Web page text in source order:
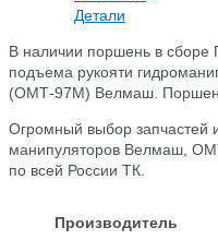
ГЦИ.01.00.101
Детали
В наличии поршень в
подъема рукояти
(ОМТ-97М) Велмаш.
Огромный выбор запчастей
манипуляторов Велмаш,
по всей России ТК.
Производитель